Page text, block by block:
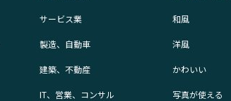
サービス業
製造、自動車
建築、不動産
IT、営業、コンサル
和風
洋風
かわいい
写真が使える